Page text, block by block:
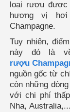
loại rượu
hương vị
Champagne.
Tuy nhiên,
rượu
nguồn gốc từ
còn những
với chi phí
Nha,